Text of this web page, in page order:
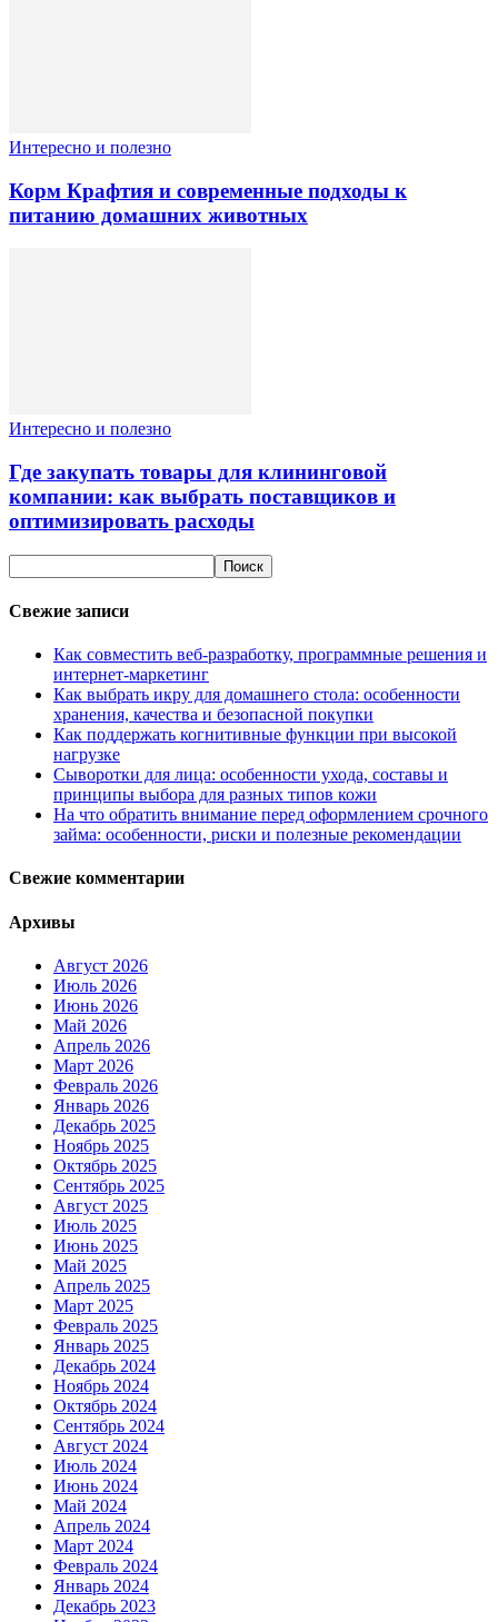
Интересно и полезно
Корм Крафтия и современные подходы к
питанию домашних животных
Интересно и полезно
Где закупать товары для клининговой
компании: как выбрать поставщиков и
оптимизировать расходы
Свежие записи
Как совместить веб-разработку, программные решения и
интернет-маркетинг
Как выбрать икру для домашнего стола: особенности
хранения, качества и безопасной покупки
Как поддержать когнитивные функции при высокой
нагрузке
Сыворотки для лица: особенности ухода, составы и
принципы выбора для разных типов кожи
На что обратить внимание перед оформлением срочного
займа: особенности, риски и полезные рекомендации
Свежие комментарии
Архивы
Август 2026
Июль 2026
Июнь 2026
Май 2026
Апрель 2026
Март 2026
Февраль 2026
Январь 2026
Декабрь 2025
Ноябрь 2025
Октябрь 2025
Сентябрь 2025
Август 2025
Июль 2025
Июнь 2025
Май 2025
Апрель 2025
Март 2025
Февраль 2025
Январь 2025
Декабрь 2024
Ноябрь 2024
Октябрь 2024
Сентябрь 2024
Август 2024
Июль 2024
Июнь 2024
Май 2024
Апрель 2024
Март 2024
Февраль 2024
Январь 2024
Декабрь 2023